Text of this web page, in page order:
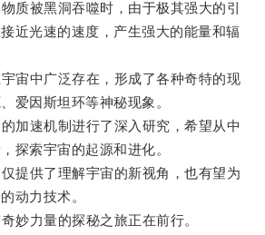
被黑洞吞噬时，由于极其强大的引
近光速的速度，产生强大的能量和辐
中广泛存在，形成了各种奇特的现
爱因斯坦环等神秘现象。
速机制进行了深入研究，希望从中
探索宇宙的起源和进化。
供了理解宇宙的新视角，也有望为
动力技术。
力量的探秘之旅正在前行。